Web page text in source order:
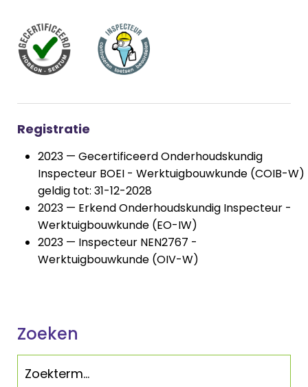
Registratie
2023 — Gecertificeerd Onderhoudskundig
Inspecteur BOEI - Werktuigbouwkunde (COIB-W)
geldig tot: 31-12-2028
2023 — Erkend Onderhoudskundig Inspecteur -
Werktuigbouwkunde (EO-IW)
2023 — Inspecteur NEN2767 -
Werktuigbouwkunde (OIV-W)
Zoeken